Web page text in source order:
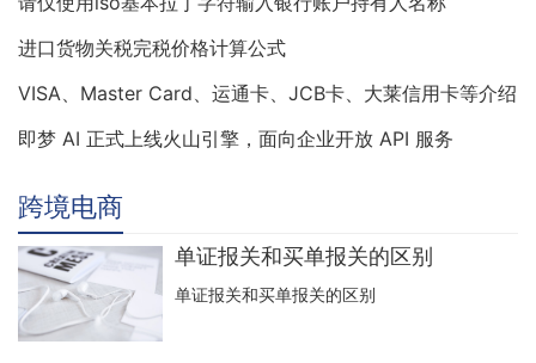
进口货物关税完税价格计算公式
VISA、Master Card、运通卡、JCB卡、大莱信用卡等介绍
即梦 AI 正式上线火山引擎，面向企业开放 API 服务
跨境电商
单证报关和买单报关的区别
单证报关和买单报关的区别